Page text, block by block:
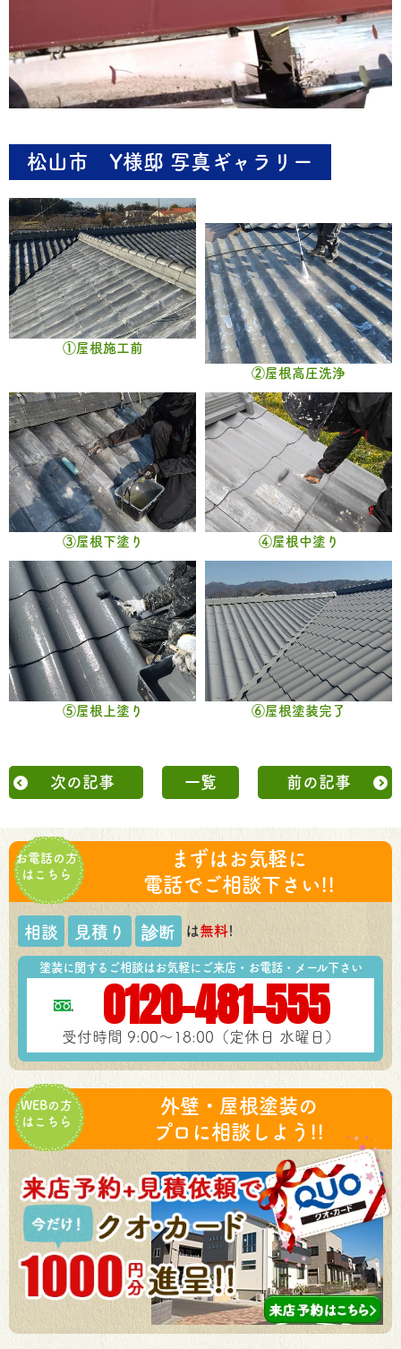
松山市 Y様邸 写真ギャラリー
①屋根施工前
②屋根高圧洗浄
③屋根下塗り ④屋根中塗り
⑤屋根上塗り ⑥屋根塗装完了
次の記事 一覧 前の記事
お電話の方
はこちら
まずはお気軽に
電話でご相談下さい!!
相談 見積り 診断 は無料!
塗装に関するご相談はお気軽にご来店・お電話・メール下さい
0120-481-555
受付時間 9:00～18:00（定休日 水曜日）
WEBの方
はこちら
外壁・屋根塗装の
プロに相談しよう!!